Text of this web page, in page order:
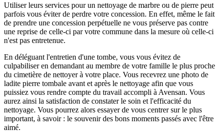
Utiliser leurs services pour un nettoyage de marbre ou de pierre peut
parfois vous éviter de perdre votre concession. En effet, même le fait
de prendre une concession perpétuelle ne vous préserve pas contre
une reprise de celle-ci par votre commune dans la mesure où celle-ci
n'est pas entretenue.
En déléguant l'entretien d'une tombe, vous vous évitez de
culpabiliser en demandant au membre de votre famille le plus proche
du cimetière de nettoyer à votre place. Vous recevrez une photo de
ladite pierre tombale avant et après le nettoyage afin que vous
puissiez vous rendre compte du travail accompli à Avensan. Vous
aurez ainsi la satisfaction de constater le soin et l'efficacité du
nettoyage. Vous pourrez alors essayer de vous centrer sur le plus
important, à savoir : le souvenir des bons moments passés avec l'être
aimé.